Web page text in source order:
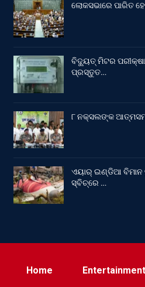
ଲୋକସଭାରେ ପାରିତ
ବିଦ୍ୟୁତ୍ ମିଟର
ପ୍ରସ୍ତୁତ…
୮ ନକ୍ସଲଙ୍କ
ଏୟାର୍ ଇଣ୍ଡିଆ ବିମାନ
ସ୍ବିଚ୍‌ରେ …
Home Entertainment